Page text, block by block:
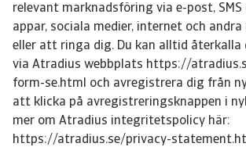
relevant marknadsföring via e-post, SMS
appar, sociala medier, internet och
eller att ringa dig. Du kan alltid
via Atradius webbplats https://
form-se.html och avregistrera dig från
att klicka på avregistreringsknappen i
mer om Atradius integritetspolicy här:
https://atradius.se/privacy-